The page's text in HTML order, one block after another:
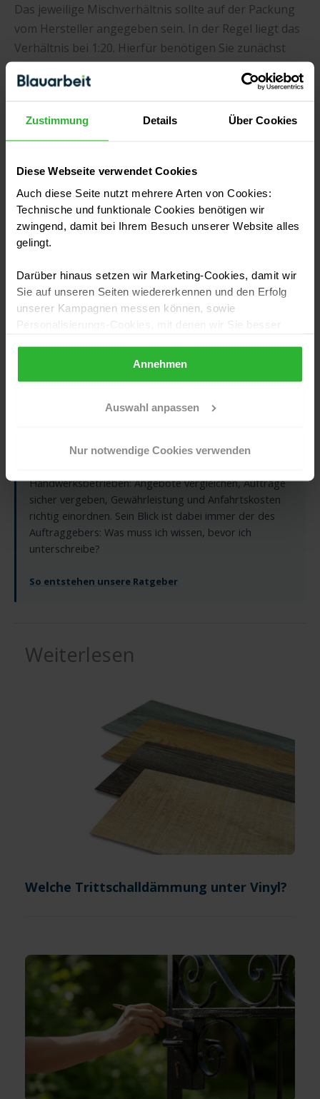
Zustimmung Details Über Cookies
Diese Webseite verwendet Cookies
Auch diese Seite nutzt mehrere Arten von Cookies:
Technische und funktionale Cookies benötigen wir
zwingend, damit bei Ihrem Besuch unserer Website alles
gelingt.
Darüber hinaus setzen wir Marketing-Cookies, damit wir
Sie auf unseren Seiten wiedererkennen und den Erfolg
unserer Kampagnen messen können, sowie
Personalisierungs-Cookies, mit denen wir Sie besser
jederzeit über Ihren Browser tun. Sie können natürlich
das Funktionieren unserer Seite zwingend erforderlich
Sind Sie über 16? Dann willigen Sie mit „Annehmen“ in
die Nutzung aller Cookies ein – und schon gehts weiter.
Annehmen
Auswahl anpassen
Nur notwendige Cookies verwenden
Das jeweilige Mischverhältnis sollte auf der Packung
vom Hersteller angegeben sein. In der Regel liegt das
Verhältnis bei 1:20. Hierfür benötigen Sie zunächst
klares, kaltes Wasser und fügen dann den
Spezialkleister langsam hinzu. Rühren Sie die
Mischung kräftig durch, um Klumpen zu vermeiden.
Die Quellzeit kann von den jeweiligen Herstellern
voneinander abweichen. Bevor Sie also mit dem
Bestreichen der ersten Bahn loslegen, rühren Sie
Brei um.
Bildquelle: Jörg Hüttenhölscher/stock.adobe.com
Redakteur für Auftragsvergabe
Alexander Oberst ist seit 2017 Redakteur beim
Stimmen der Redaktion. Sein Thema ist die
Handwerksbetrieben: Angebote vergleichen, Aufträge
sicher vergeben, Gewährleistung und Anfahrtskosten
richtig einordnen. Sein Blick ist dabei immer der des
Auftraggebers: Was muss ich wissen, bevor ich
unterschreibe?
So entstehen unsere Ratgeber
Weiterlesen
Welche Trittschalldämmung unter Vinyl?